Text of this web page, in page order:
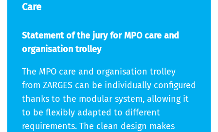
Care
Statement of the jury for MPO care and
organisation trolley
The MPO care and organisation trolley
from ZARGES can be individually configured
thanks to the modular system, allowing it
to be flexibly adapted to different
requirements. The clean design makes